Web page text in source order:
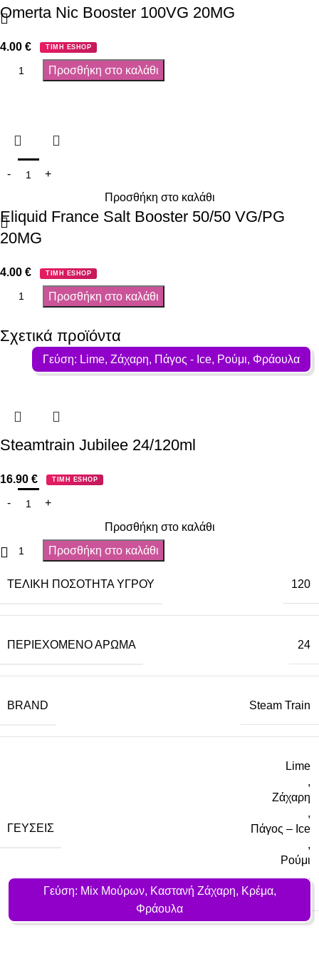
Omerta Nic Booster 100VG 20MG
4.00 € ΤΙΜΗ ESHOP
Προσθήκη στο καλάθι
Προσθήκη στο καλάθι
Eliquid France Salt Booster 50/50 VG/PG
20MG
4.00 € ΤΙΜΗ ESHOP
Προσθήκη στο καλάθι
Σχετικά προϊόντα
Γεύση: Lime, Ζάχαρη, Πάγος - Ιce, Ρούμι, Φράουλα
Steamtrain Jubilee 24/120ml
16.90 € ΤΙΜΗ ESHOP
Προσθήκη στο καλάθι
Προσθήκη στο καλάθι
ΤΕΛΙΚΉ ΠΟΣΌΤΗΤΑ ΥΓΡΟΎ 120
ΠΕΡΙΈΧΟΜΕΝΟ ΆΡΩΜΑ 24
BRAND Steam Train
ΓΕΎΣΕΙΣ
Lime
,
Ζάχαρη
,
Πάγος – Ιce
,
Ρούμι
,
Φράουλα
Γεύση: Mix Μούρων, Καστανή Ζάχαρη, Κρέμα,
Φράουλα